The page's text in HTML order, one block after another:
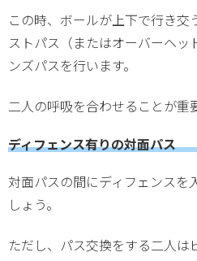
この時、ボールが上下で行き交
ストパス（またはオーバーヘッ
ンズパスを行います。
二人の呼吸を合わせることが重
ディフェンス有りの対面パス
対面パスの間にディフェンスを
しょう。
ただし、パス交換をする二人